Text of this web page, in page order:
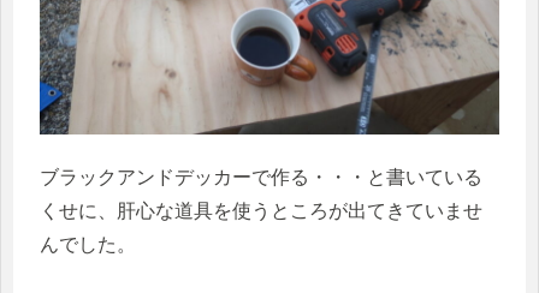
ブラックアンドデッカーで作る・・・と書いている
くせに、肝心な道具を使うところが出てきていませ
んでした。